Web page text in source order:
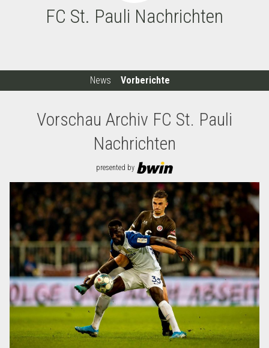
FC St. Pauli Nachrichten
News Vorberichte
Vorschau Archiv FC St. Pauli
Nachrichten
presented by